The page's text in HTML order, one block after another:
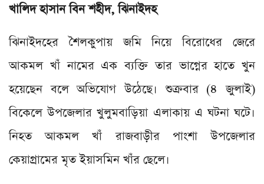
খালিদ হাসান বিন শহীদ, ঝিনাইদহ
ঝিনাইদহের শৈলকুপায় জমি নিয়ে বিরোধের জেরে
আকমল খাঁ নামের এক ব্যক্তি তার ভাগ্নের হাতে খুন
হয়েছেন বলে অভিযোগ উঠেছে। শুক্রবার (৪ জুলাই)
বিকেলে উপজেলার খুলুমবাড়িয়া এলাকায় এ ঘটনা ঘটে।
নিহত আকমল খাঁ রাজবাড়ীর পাংশা উপজেলার
কেয়াগ্রামের মৃত ইয়াসমিন খাঁর ছেলে।